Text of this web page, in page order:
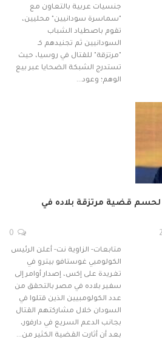
جنسيات عربية بالتعاون مع
"سماسرة سودانيين" محليين،
تقوم باصطياد الشباب
السودانيين ثم تجنيدهم كـ
"مرتزقة" للقتال في روسيا، حيث
تستدرج الشبكة الضحايا عبر بيع
الوهم؛ وعود…
لحسم قضية مرتزقة بلاده في
متابعات- الزاوية نت- أعلن الرئيس
الكولومبي غوستافو بيترو في
تغريدة على إكس، إصدار أوامر إلى
سفير بلاده في مصر بالتحقق من
عدد الكولومبيين الذين قتلوا في
السودان خلال مشاركتهم القتال
بجانب الدعم السريع في دارفور،
بعد أن أثارت القضية الكثير من…